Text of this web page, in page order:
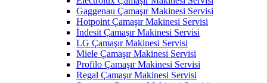
Gaggenau Çamaşır Makinesi Servisi
Hotpoint Çamaşır Makinesi Servisi
İndesit Çamaşır Makinesi Servisi
LG Çamaşır Makinesi Servisi
Miele Çamaşır Makinesi Servisi
Profilo Çamaşır Makinesi Servisi
Regal Çamaşır Makinesi Servisi